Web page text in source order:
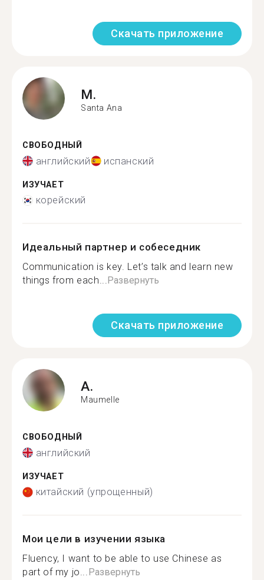
Скачать приложение
M.
Santa Ana
СВОБОДНЫЙ
английский испанский
ИЗУЧАЕТ
корейский
Идеальный партнер и собеседник
Communication is key. Let’s talk and learn new
things from each...Развернуть
Скачать приложение
A.
Maumelle
СВОБОДНЫЙ
английский
ИЗУЧАЕТ
китайский (упрощенный)
Мои цели в изучении языка
Fluency, I want to be able to use Chinese as
part of my jo...Развернуть